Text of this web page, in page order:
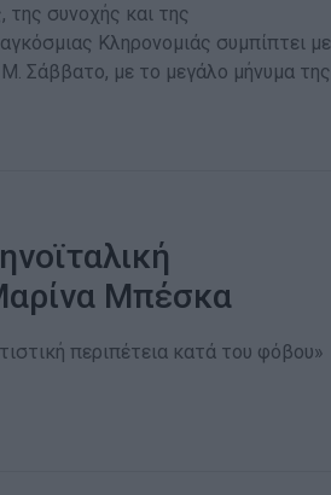
της συνοχής και της
Κληρονομιάς συμπίπτει με
Σάββατο, με το μεγάλο μήνυμα της
Μπέσκα
περιπέτεια κατά του φόβου»